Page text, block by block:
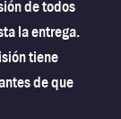
de todos
la entrega.
tiene
de que